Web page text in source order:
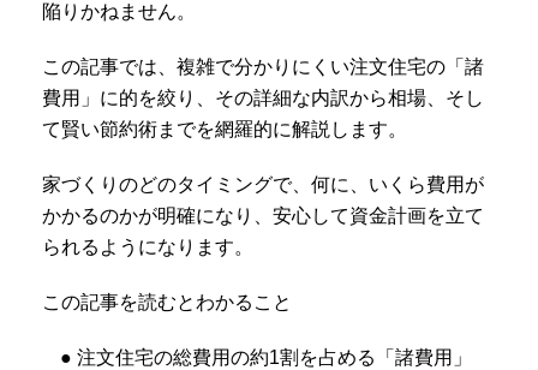
陥りかねません。
この記事では、複雑で分かりにくい注文住宅の「諸
費用」に的を絞り、その詳細な内訳から相場、そし
て賢い節約術までを網羅的に解説します。
家づくりのどのタイミングで、何に、いくら費用が
かかるのかが明確になり、安心して資金計画を立て
られるようになります。
この記事を読むとわかること
● 注文住宅の総費用の約1割を占める「諸費用」